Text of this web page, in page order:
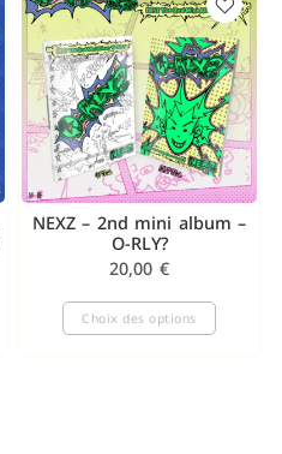
NEXZ – 2nd mini album –
O-RLY?
20,00 €
Choix des options